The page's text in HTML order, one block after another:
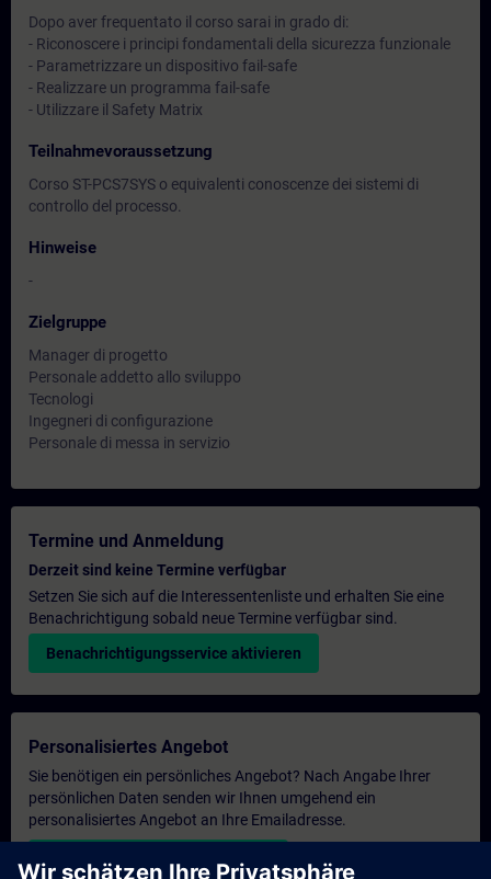
Dopo aver frequentato il corso sarai in grado di:
- Riconoscere i principi fondamentali della sicurezza funzionale
- Parametrizzare un dispositivo fail-safe
- Realizzare un programma fail-safe
- Utilizzare il Safety Matrix
Teilnahmevoraussetzung
Corso ST-PCS7SYS o equivalenti conoscenze dei sistemi di
controllo del processo.
Hinweise
-
Zielgruppe
Manager di progetto
Personale addetto allo sviluppo
Tecnologi
Ingegneri di configurazione
Personale di messa in servizio
Termine und Anmeldung
Derzeit sind keine Termine verfügbar
Setzen Sie sich auf die Interessentenliste und erhalten Sie eine
Benachrichtigung sobald neue Termine verfügbar sind.
Benachrichtigungsservice aktivieren
Personalisiertes Angebot
Sie benötigen ein persönliches Angebot? Nach Angabe Ihrer
persönlichen Daten senden wir Ihnen umgehend ein
personalisiertes Angebot an Ihre Emailadresse.
Persönliches Angebot zusenden